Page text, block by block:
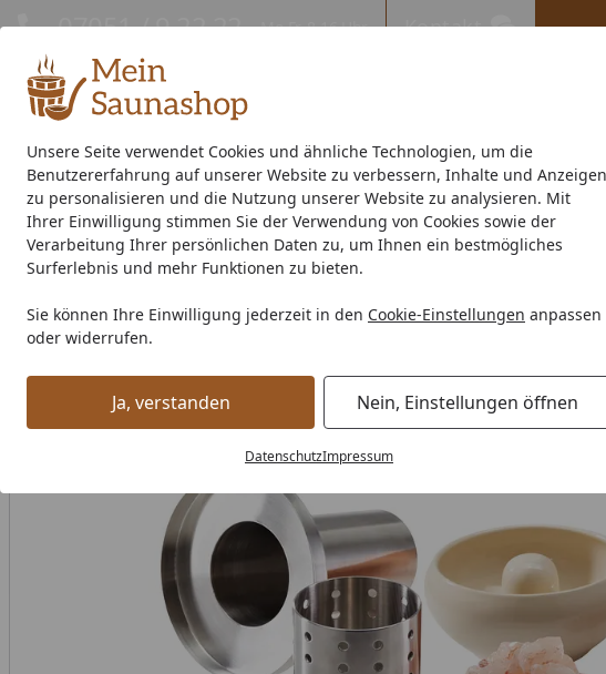
Unsere Seite verwendet Cookies und ähnliche Technologien, um die
Benutzererfahrung auf unserer Website zu verbessern, Inhalte und Anzeigen
zu personalisieren und die Nutzung unserer Website zu analysieren. Mit
Ihrer Einwilligung stimmen Sie der Verwendung von Cookies sowie der
Verarbeitung Ihrer persönlichen Daten zu, um Ihnen ein bestmögliches
Surferlebnis und mehr Funktionen zu bieten.
Sie können Ihre Einwilligung jederzeit in den Cookie-Einstellungen anpassen
oder widerrufen.
Ja, verstanden Nein, Einstellungen öffnen
DatenschutzImpressum
07051 / 9 22 22 Mo-Fr. 8-16 Uhr Kontakt
Außensauna Indoor-Sauna Energiespar-Sauna Saunaofen Zubehör
Saunahersteller % Sale %
Startseite
Infraworld Sole-Aqua